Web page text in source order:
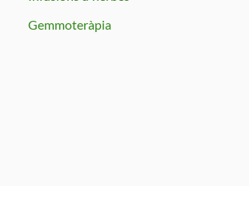
Gemmoteràpia